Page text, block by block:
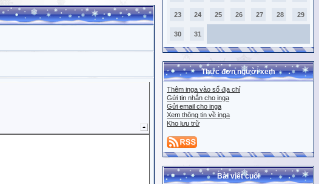
23 24 25 26 27 28 29
30 31
Thực đơn người xem
Thêm inga vào sổ địa chỉ
Gửi tin nhắn cho inga
Gửi email cho inga
Xem thông tin về inga
Kho lưu trữ
Bài viết cuối